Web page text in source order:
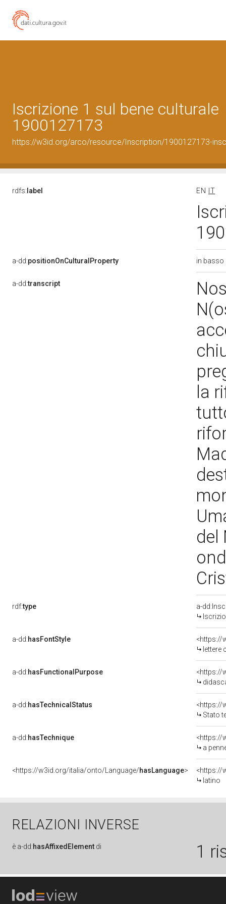
Iscrizione 1 sul bene culturale
1900127173
https://w3id.org/arco/resource/Inscription/1900127173-
rdfs: label EN IT
a-dd:positionOnCulturalProperty in basso
a-dd:transcript
la
del
rdf:type
a-
a-dd:hasFontStyle
<https://
lettere
a-dd:hasFunctionalPurpose
<https://
a-dd:hasTechnicalStatus
Stato
a-dd:hasTechnique
<https://
a
<https://w3id.org/italia/onto/Language/hasLanguage>
<https://
latino
RELAZIONI INVERSE
è a-dd:hasAffixedElement di 1